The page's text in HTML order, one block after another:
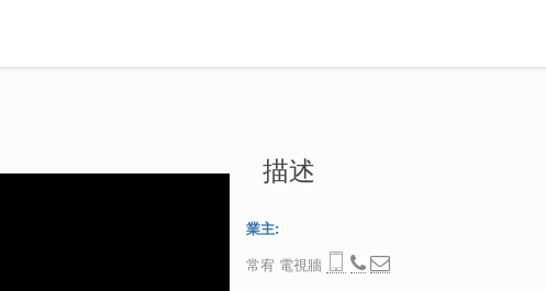
描述
業主:
常宥 電視牆